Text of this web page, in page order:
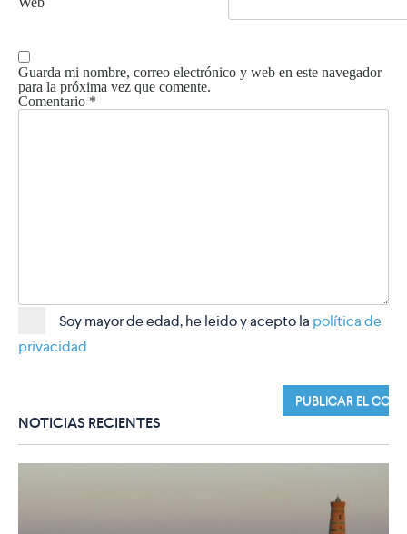
Guarda mi nombre, correo electrónico y web en este navegador
para la próxima vez que comente.
Comentario *
Soy mayor de edad, he leido y acepto la política de
privacidad
NOTICIAS RECIENTES